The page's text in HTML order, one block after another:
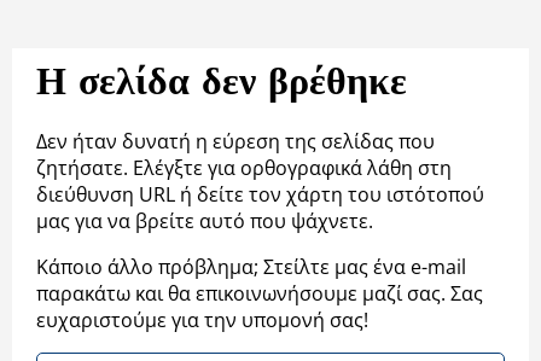
Η σελίδα δεν βρέθηκε
Δεν ήταν δυνατή η εύρεση της σελίδας που
ζητήσατε. Ελέγξτε για ορθογραφικά λάθη στη
διεύθυνση URL ή δείτε τον χάρτη του ιστότοπού
μας για να βρείτε αυτό που ψάχνετε.
Κάποιο άλλο πρόβλημα; Στείλτε μας ένα e-mail
παρακάτω και θα επικοινωνήσουμε μαζί σας. Σας
ευχαριστούμε για την υπομονή σας!